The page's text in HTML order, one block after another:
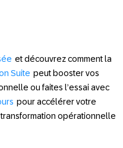
et découvrez comment la
Suite peut booster vos
ou faites l’essai avec
pour accélérer votre
opérationnelle